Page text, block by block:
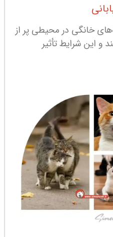
خانگی در محیطی پر از
این شرایط تأثیر